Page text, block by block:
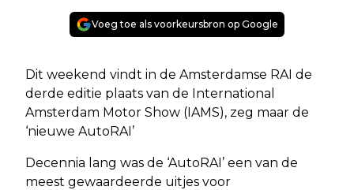
Voeg toe als voorkeursbron op Google
Dit weekend vindt in de Amsterdamse RAI de
derde editie plaats van de International
Amsterdam Motor Show (IAMS), zeg maar de
‘nieuwe AutoRAI’
Decennia lang was de ‘AutoRAI’ een van de
meest gewaardeerde uitjes voor